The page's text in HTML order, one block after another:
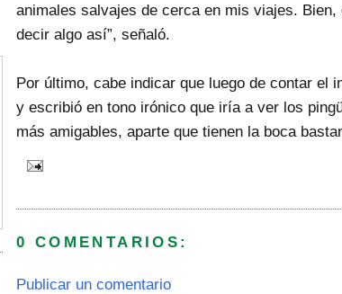
animales salvajes de cerca en mis viajes.
decir algo así”, señaló.
Por último, cabe indicar que luego de contar el
y escribió en tono irónico que iría a ver los
más amigables, aparte que tienen la boca
0 COMENTARIOS:
Publicar un comentario